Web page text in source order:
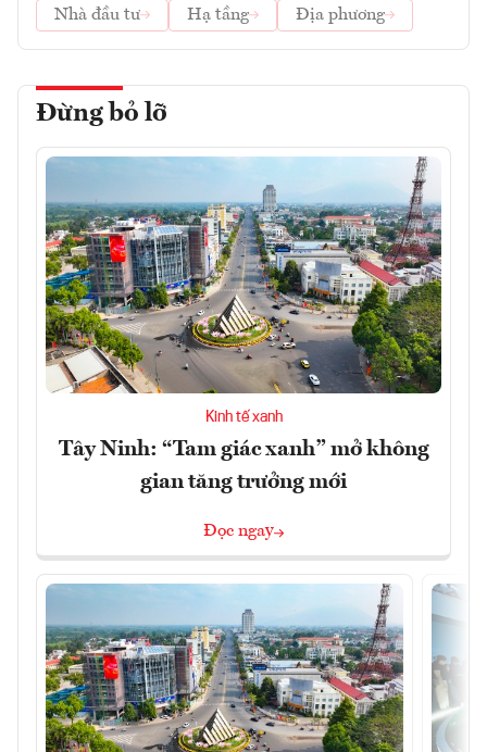
Nhà đầu tư
Hạ tầng Địa phương
Đừng bỏ lỡ
Kinh tế xanh
Tây Ninh: “Tam giác xanh” mở không
gian tăng trưởng mới
Đọc ngay